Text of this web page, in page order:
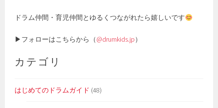
ドラム仲間・育児仲間とゆるくつながれたら嬉しいです
▶フォローはこちらから（@drumkids.jp）
カテゴリ
はじめてのドラムガイド (48)